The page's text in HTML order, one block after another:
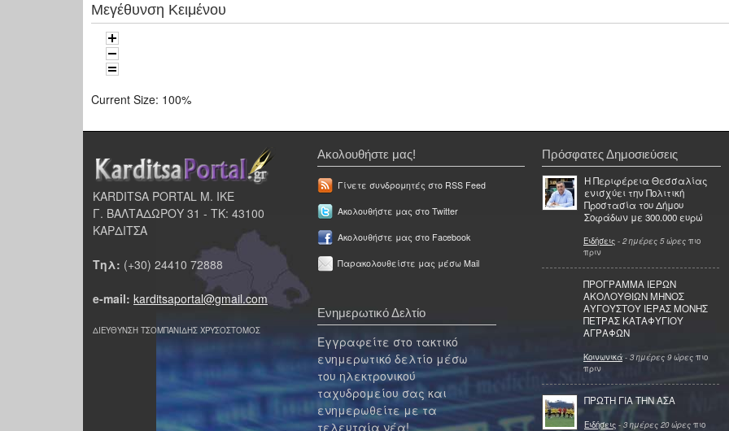
Μεγέθυνση Κειμένου
Current Size: 100%
KARDITSA PORTAL Μ. ΙΚΕ
Γ. ΒΑΛΤΑΔΩΡΟΥ 31 - ΤΚ: 43100
ΚΑΡΔΙΤΣΑ
Τηλ: (+30) 24410 72888
e-mail: karditsaportal@gmail.com
ΔΙΕΥΘΥΝΣΗ ΤΣΟΜΠΑΝΙΔΗΣ ΧΡΥΣΟΣΤΟΜΟΣ
Ακολουθήστε μας!
Γίνετε συνδρομητές στο RSS Feed
Ακολουθήστε μας στο Twitter
Ακολουθήστε μας στο Facebook
Παρακολουθείστε μας μέσω Mail
Ενημερωτικό Δελτίο
Εγγραφείτε στο τακτικό
ενημερωτικό δελτίο μέσω
του ηλεκτρονικού
ταχυδρομείου σας και
ενημερωθείτε με τα
τελευταία νέα!
Πρόσφατες Δημοσιεύσεις
Η Περιφέρεια Θεσσαλίας
ενισχύει την Πολιτική
Προστασία του Δήμου
Σοφάδων με 300.000 ευρώ
Ειδήσεις - 2 ημέρες 5 ώρες πιο
πριν
ΠΡΟΓΡΑΜΜΑ ΙΕΡΩΝ
ΑΚΟΛΟΥΘΙΩΝ ΜΗΝΟΣ
ΑΥΓΟΥΣΤΟΥ ΙΕΡΑΣ ΜΟΝΗΣ
ΠΕΤΡΑΣ ΚΑΤΑΦΥΓΙΟΥ
ΑΓΡΑΦΩΝ
Κοινωνικά - 3 ημέρες 9 ώρες πιο
πριν
ΠΡΩΤΗ ΓΙΑ ΤΗΝ ΑΣΑ
Ειδήσεις - 3 ημέρες 20 ώρες πιο